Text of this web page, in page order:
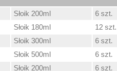
Słoik 200ml
6 szt.
Słoik 180ml
12 szt.
Słoik 300ml
6 szt.
Słoik 500ml
6 szt.
Słoik 200ml
6 szt.